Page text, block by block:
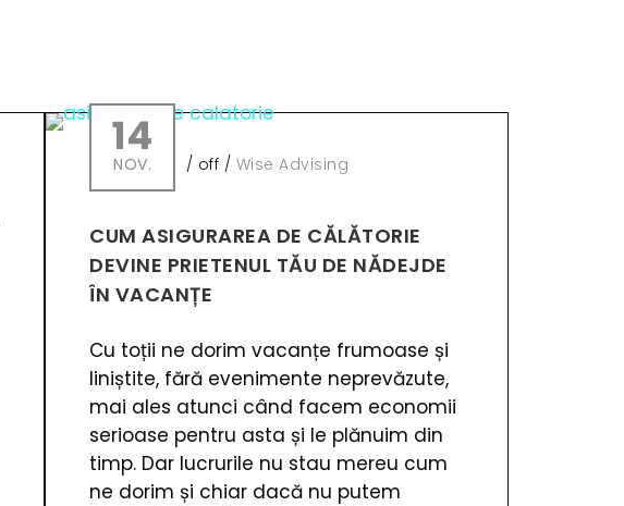
14
NOV. / off / Wise Advising
CUM ASIGURAREA DE CĂLĂTORIE
DEVINE PRIETENUL TĂU DE NĂDEJDE
ÎN VACANȚE
Cu toții ne dorim vacanțe frumoase și
liniștite, fără evenimente neprevăzute,
mai ales atunci când facem economii
serioase pentru asta și le plănuim din
timp. Dar lucrurile nu stau mereu cum
ne dorim și chiar dacă nu putem